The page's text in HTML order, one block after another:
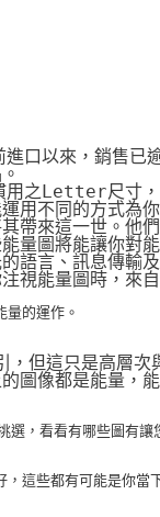
口以來，銷售已
之Letter尺寸，
用不同的方式為
帶來這一世。他
量圖將能讓你對
語言、訊息傳輸
視能量圖時，來
量的運作。
但這只是高層次
圖像都是能量，
選，看看有哪些圖有讓
，這些都有可能是你當